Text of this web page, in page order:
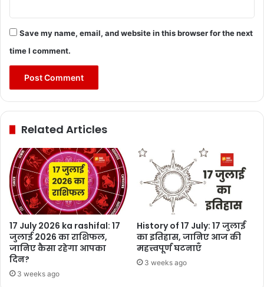
Save my name, email, and website in this browser for the next
time I comment.
Related Articles
17 July 2026 ka rashifal: 17
जुलाई 2026 का राशिफल,
जानिए कैसा रहेगा आपका
दिन?
3 weeks ago
History of 17 July: 17 जुलाई
का इतिहास, जानिए आज की
महत्त्वपूर्ण घटनाएँ
3 weeks ago